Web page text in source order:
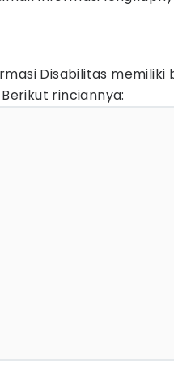
Disabilitas
rinciannya: